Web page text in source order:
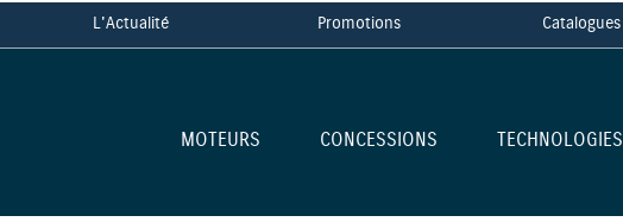
L'Actualité Promotions Catalogues
MOTEURS CONCESSIONS TECHNOLOGIES